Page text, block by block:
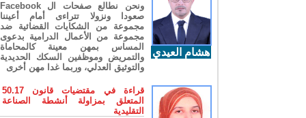
هشام العيدي
ونحن نطالع صفحات ال Facebook
صعودا ونزولا تتراءى أمام أعيننا
مجموعة من الشكايات القضائية ضد
مجموعة من الأعمال الدرامية بدعوى
المساس بمهن معينة كالمحاماة
والتمريض وموظفين السكك الحديدية
والتوثيق العدلي، وربما غدا مهن أخرى
قراءة في مقتضيات قانون 50.17
المتعلق بمزاولة أنشطة الصناعة
التقليدية